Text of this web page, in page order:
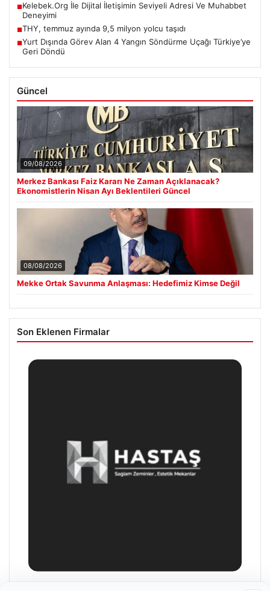
■Kelebek.Org İle Dijital İletişimin Seviyeli Adresi Ve Muhabbet
Deneyimi
■THY, temmuz ayında 9,5 milyon yolcu taşıdı
■Yurt Dışında Görev Alan 4 Yangın Söndürme Uçağı Türkiye’ye
Geri Döndü
Güncel
09/08/2026
Merkez Bankası Faiz Kararı Ne Zaman Açıklanacak?
Ekonomistlerin Nisan Ayı Beklentileri Güncel
08/08/2026
Mekke Ortak Savunma Anlaşması: Hedefimiz Kimse Değil
Son Eklenen Firmalar